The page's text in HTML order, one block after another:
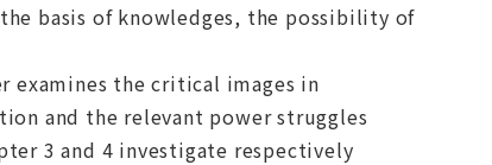
basis of knowledges, the possibility of
examines the critical images in
and the relevant power struggles
3 and 4 investigate respectively